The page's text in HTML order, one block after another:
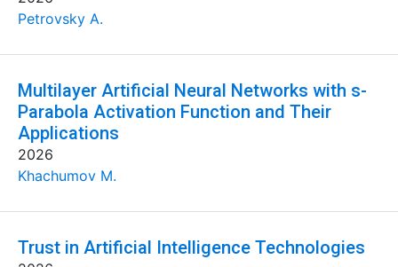
Petrovsky A.
Multilayer Artificial Neural Networks with s-
Parabola Activation Function and Their
Applications
2026
Khachumov M.
Trust in Artificial Intelligence Technologies